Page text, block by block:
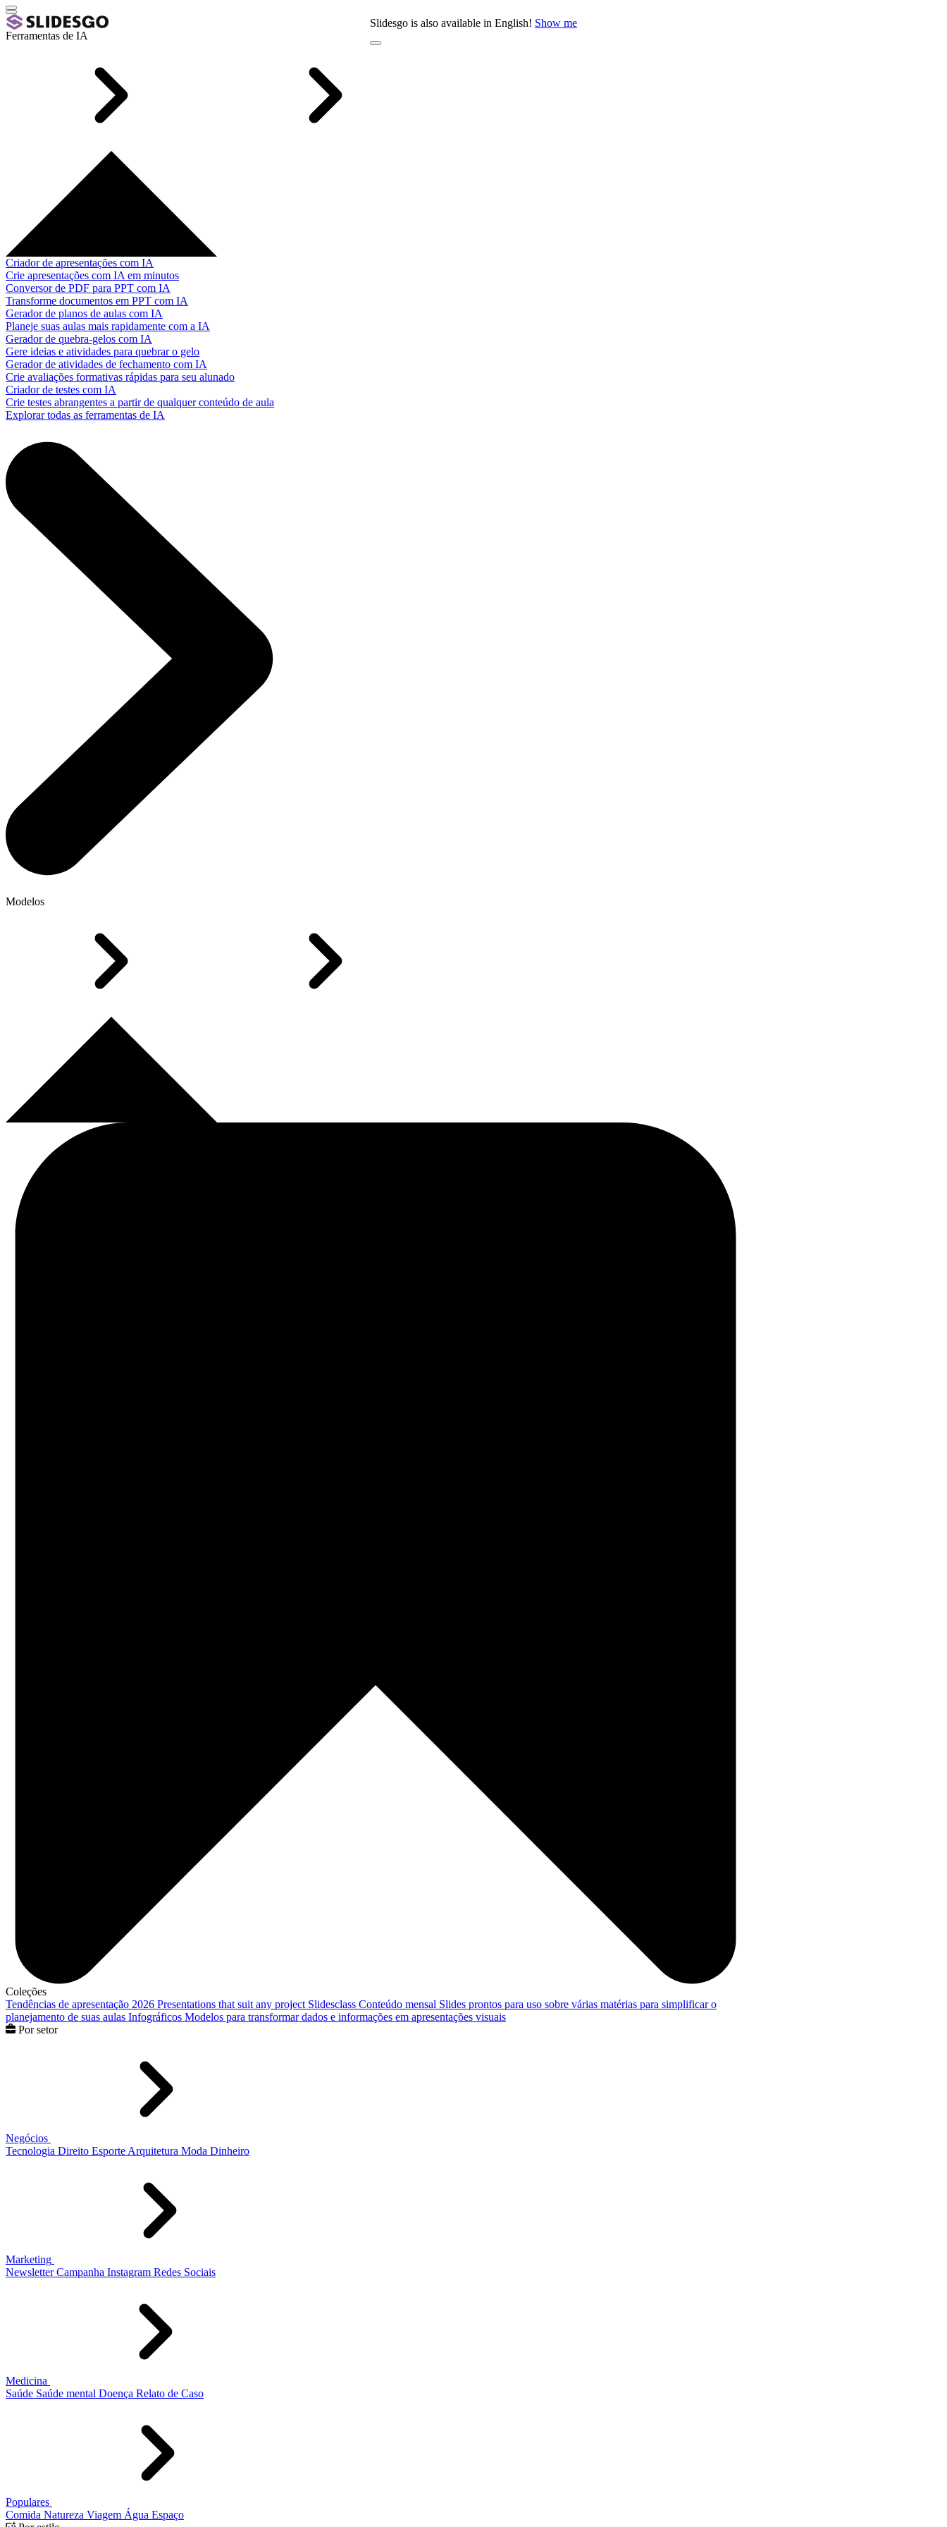
Slidesgo is also available in English! Show me
Ferramentas de IA
Criador de apresentações com IA
Crie apresentações com IA em minutos
Conversor de PDF para PPT com IA
Transforme documentos em PPT com IA
Gerador de planos de aulas com IA
Planeje suas aulas mais rapidamente com a IA
Gerador de quebra-gelos com IA
Gere ideias e atividades para quebrar o gelo
Gerador de atividades de fechamento com IA
Crie avaliações formativas rápidas para seu alunado
Criador de testes com IA
Crie testes abrangentes a partir de qualquer conteúdo de aula
Explorar todas as ferramentas de IA
Modelos
Coleções
Tendências de apresentação 2026 Presentations that suit any project Slidesclass Conteúdo mensal Slides prontos para uso sobre várias matérias para simplificar o
planejamento de suas aulas Infográficos Modelos para transformar dados e informações em apresentações visuais
Por setor
Negócios
Tecnologia Direito Esporte Arquitetura Moda Dinheiro
Marketing
Newsletter Campanha Instagram Redes Sociais
Medicina
Saúde Saúde mental Doença Relato de Caso
Populares
Comida Natureza Viagem Água Espaço